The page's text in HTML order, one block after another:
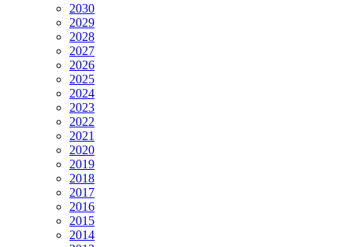
2030
2029
2028
2027
2026
2025
2024
2023
2022
2021
2020
2019
2018
2017
2016
2015
2014